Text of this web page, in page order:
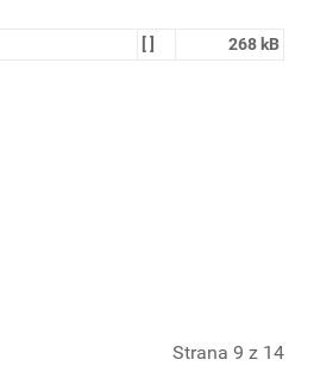
[ ] 268 kB
Strana 9 z 14